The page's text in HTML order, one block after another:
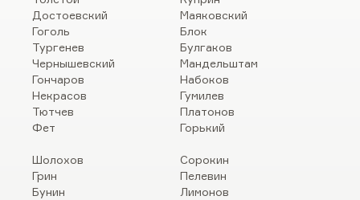
Достоевский
Гоголь
Тургенев
Чернышевский
Гончаров
Некрасов
Тютчев
Фет
Маяковский
Блок
Булгаков
Мандельштам
Набоков
Гумилев
Платонов
Горький
Шолохов
Грин
Бунин
Сорокин
Пелевин
Лимонов